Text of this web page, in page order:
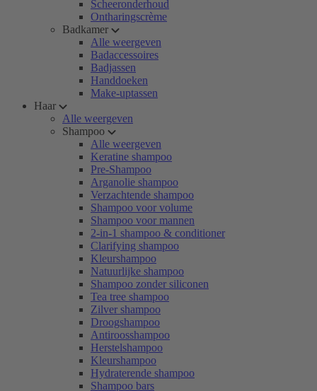
Scheeronderhoud
Ontharingscrème
Badkamer
Alle weergeven
Badaccessoires
Badjassen
Handdoeken
Make-uptassen
Haar
Alle weergeven
Shampoo
Alle weergeven
Keratine shampoo
Pre-Shampoo
Arganolie shampoo
Verzachtende shampoo
Shampoo voor volume
Shampoo voor mannen
2-in-1 shampoo & conditioner
Clarifying shampoo
Kleurshampoo
Natuurlijke shampoo
Shampoo zonder siliconen
Tea tree shampoo
Zilver shampoo
Droogshampoo
Antiroosshampoo
Herstelshampoo
Kleurshampoo
Hydraterende shampoo
Shampoo bars